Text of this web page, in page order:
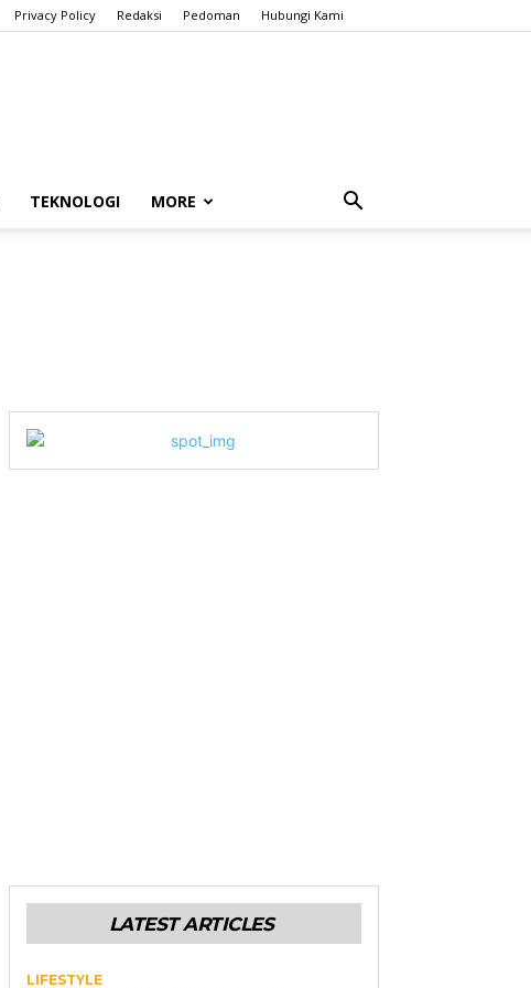
Privacy Policy Redaksi Pedoman Hubungi Kami
TEKNOLOGI MORE
LATEST ARTICLES
LIFESTYLE